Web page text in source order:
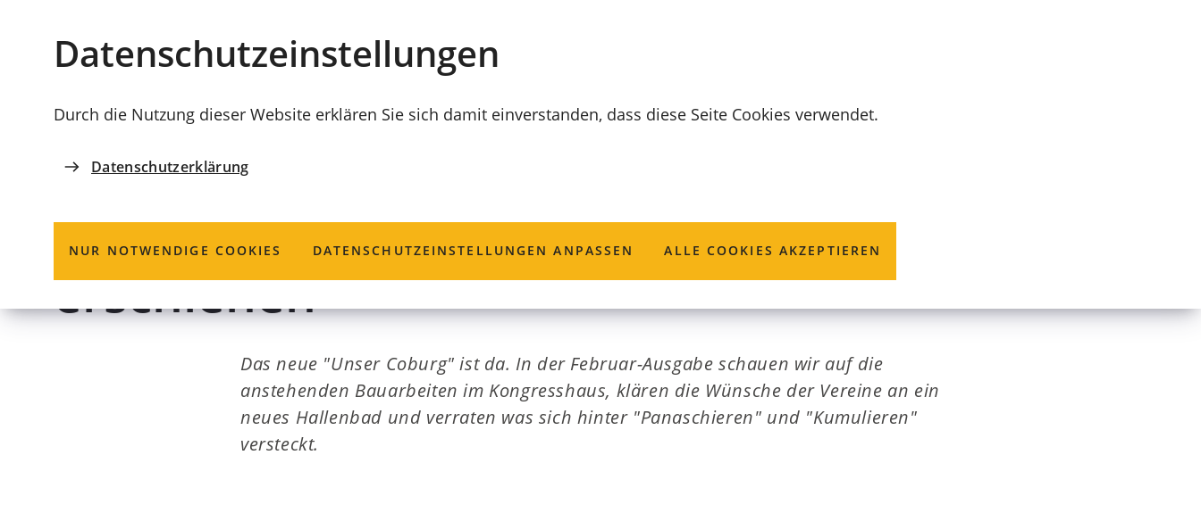
Datenschutz­einstellungen
Durch die Nutzung dieser Website erklären Sie sich damit einverstanden, dass diese Seite Cookies verwendet.
Datenschutzerklärung
NUR NOTWENDIGE COOKIES DATENSCHUTZ­EINSTELLUNGEN ANPASSEN ALLE COOKIES AKZEPTIEREN
Coburg
HCS STADTMAGAZIN
Februar-Ausgabe von Unser Coburg
erschienen
Das neue "Unser Coburg" ist da. In der Februar-Ausgabe schauen wir auf die
anstehenden Bauarbeiten im Kongresshaus, klären die Wünsche der Vereine an ein
neues Hallenbad und verraten was sich hinter "Panaschieren" und "Kumulieren"
versteckt.